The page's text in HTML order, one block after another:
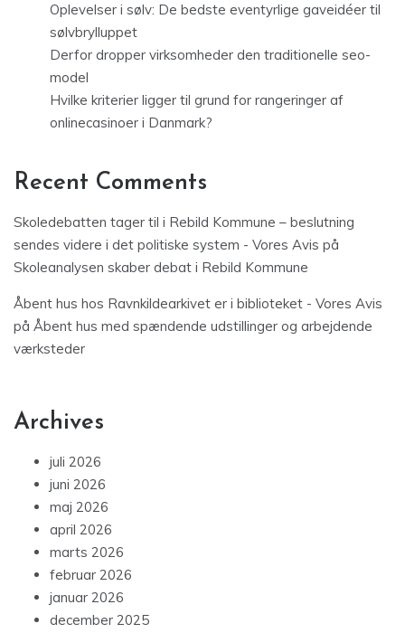
Oplevelser i sølv: De bedste eventyrlige gaveidéer til
sølvbrylluppet
Derfor dropper virksomheder den traditionelle seo-
model
Hvilke kriterier ligger til grund for rangeringer af
onlinecasinoer i Danmark?
Recent Comments
Skoledebatten tager til i Rebild Kommune – beslutning
sendes videre i det politiske system - Vores Avis på
Skoleanalysen skaber debat i Rebild Kommune
Åbent hus hos Ravnkildearkivet er i biblioteket - Vores Avis
på Åbent hus med spændende udstillinger og arbejdende
værksteder
Archives
juli 2026
juni 2026
maj 2026
april 2026
marts 2026
februar 2026
januar 2026
december 2025